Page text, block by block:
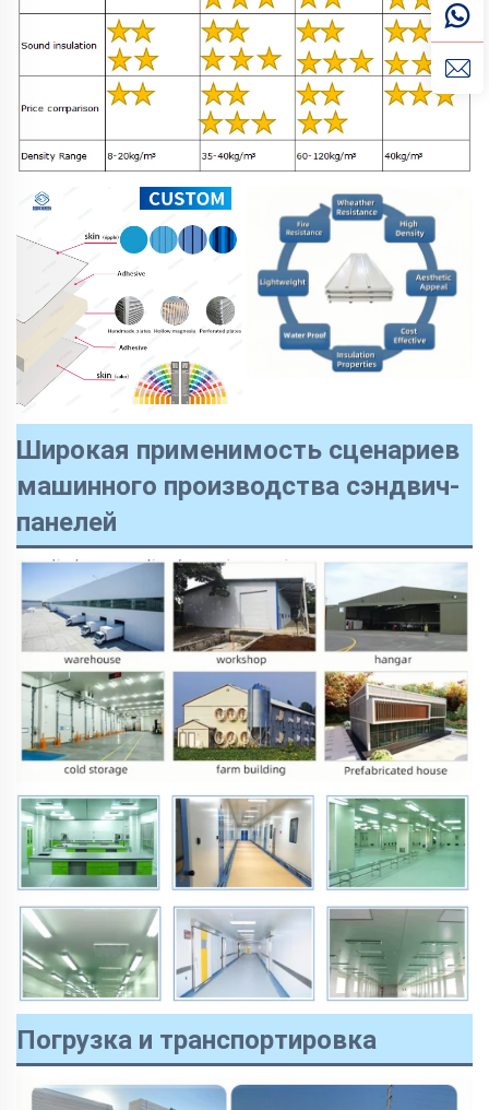
Широкая применимость сценариев
машинного производства сэндвич-
панелей
Погрузка и транспортировка